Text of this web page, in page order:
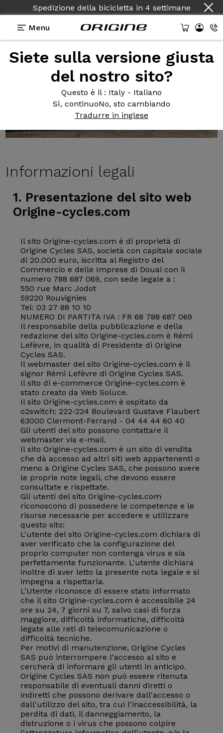
Spedizione della bicicletta in 4 settimane
Menu
Siete sulla versione giusta
del nostro sito?
Questo è il : Italy - Italiano
Sì, continuoNo, sto cambiando
Tradurre in inglese
Informazioni legali
1. Presentazione del sito web
Origine-cycles.com
Il sito Origine-cycles.com è di proprietà di
Origine Cycles SAS, società con capitale sociale
di 20.000 euro, iscritta al Registro del
Commercio e delle Imprese di Douai con il
numero 788 687 069, con sede legale a :
550 rue Marc Jodot
59220 Rouvignies
Tel: 03 27 88 10 10
NUMERO DI PARTITA IVA : FR 68 788 687 069
Il responsabile della pubblicazione e della
redazione del sito Origine-cycles.com è Rémi
Lefèvre, in qualità di Presidente di Origine
Cycles SAS.
Il webmaster del sito Origine-cycles.com è il
signor Rémi Lefèvre di Origine Cycles SAS.
Il sito di e-commerce Origine-cycles.com è
stato creato da Web Soluce.
Il sito Origine-cycles.com è ospitato da
o2switch: 222-224 Boulevard Gustave Flaubert
63000 Clermont-Ferrand - 04 44 44 60 40
Gli utenti del sito possono contattare il
webmaster via e-mail.
Il sito Origine-cycles.com è un sito di vendita
che dà accesso ad altri siti web appartenenti o
meno a Origine Cycles SAS, che possono avere
le proprie note legali, che devono essere
consultate e rispettate.
Gli utenti del sito Origine-cycles.com
riconoscono di possedere le competenze e le
risorse necessarie per accedere e utilizzare
questo sito:
L'utente del sito Origine-cycles.com dichiara di
aver verificato che la configurazione del
proprio computer non contenga virus e sia
perfettamente funzionante. L'utente dichiara
inoltre di aver letto la presente nota legale e si
impegna a rispettarla.
L'Utente riconosce di essere stato informato
che il sito Origine-cycles.com è accessibile 24
ore su 24, 7 giorni su 7, salvo casi di forza
maggiore, difficoltà informatiche, difficoltà
legate alle reti di telecomunicazione o
difficoltà tecniche.
Per motivi di manutenzione, Origine Cycles
SAS può interrompere l'accesso al sito e
cercherà di informare gli utenti in anticipo.
Origine Cycles SAS non può essere ritenuta
responsabile di eventuali danni diretti o
indiretti che possono derivare dall'accesso o
dall'utilizzo del sito, tra cui l'inaccessibilità, la
perdita di dati, il danneggiamento, la
distruzione o i virus che possono colpire